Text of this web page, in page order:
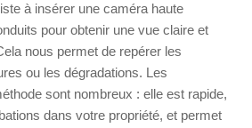
à insérer une caméra haute
pour obtenir une vue claire et
nous permet de repérer les
ou les dégradations. Les
sont nombreux : elle est rapide,
dans votre propriété, et permet